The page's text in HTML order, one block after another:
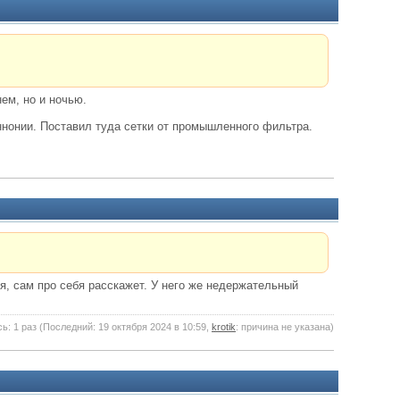
но и ночью.
Поставил туда сетки от промышленного фильтра.
сам про себя расскажет. У него же недержательный
1 раз (Последний: 19 октября 2024 в 10:59, krotik: причина не указана)